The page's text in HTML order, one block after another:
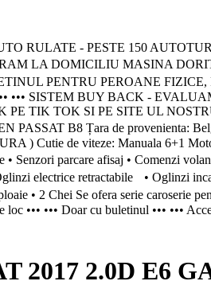
RULATE - PESTE 150
LA DOMICILIU MASINA
PENTRU PEROANE
••• SISTEM BUY BACK -
TIK TOK SI PE SITE UL
B8 Țara de provenienta:
) Cutie de viteze: Manuala 6+1
• Senzori parcare afisaj •
electrice retractabile • Oglinzi
• 2 Chei Se ofera serie caroserie
loc ••• ••• Doar cu buletinul ••• •••
2017 2.0D E6